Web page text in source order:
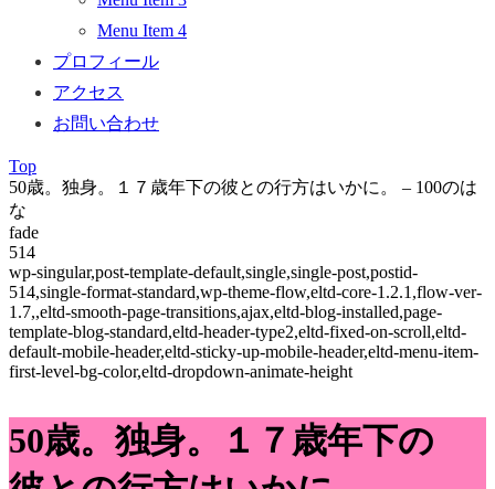
Menu Item 4
プロフィール
アクセス
お問い合わせ
Top
50歳。独身。１７歳年下の彼との行方はいかに。 – 100のは
な
fade
514
wp-singular,post-template-default,single,single-post,postid-
514,single-format-standard,wp-theme-flow,eltd-core-1.2.1,flow-ver-
1.7,,eltd-smooth-page-transitions,ajax,eltd-blog-installed,page-
template-blog-standard,eltd-header-type2,eltd-fixed-on-scroll,eltd-
default-mobile-header,eltd-sticky-up-mobile-header,eltd-menu-item-
first-level-bg-color,eltd-dropdown-animate-height
50歳。独身。１７歳年下の